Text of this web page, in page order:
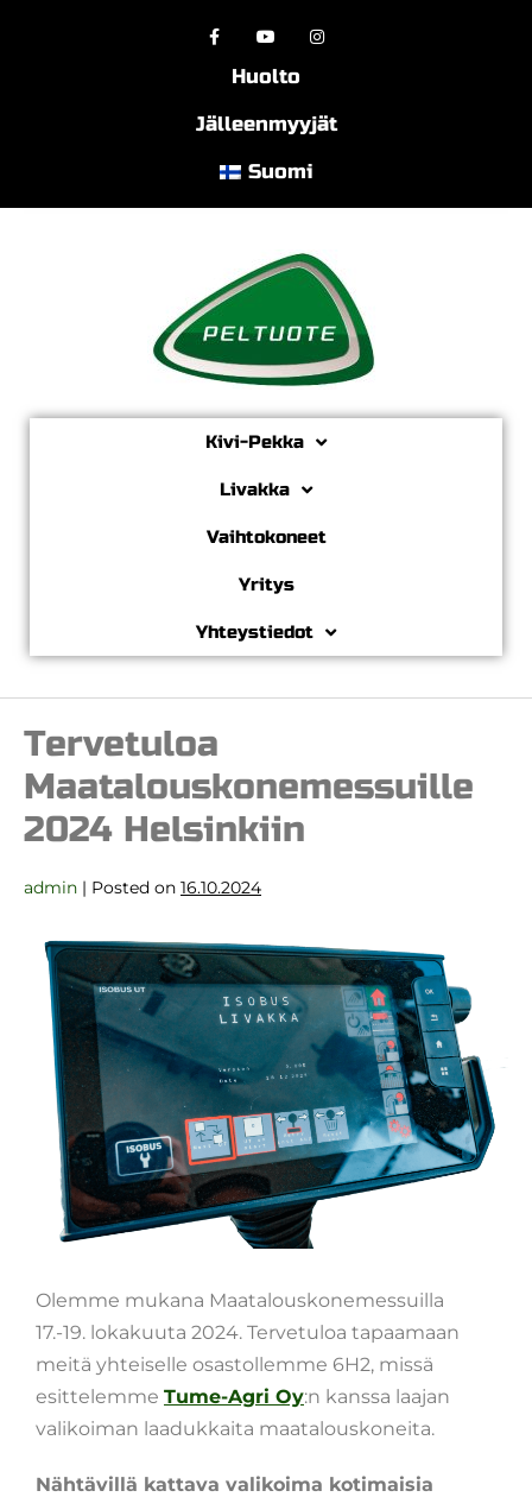
Huolto
Jälleenmyyjät
Suomi
Kivi-Pekka
Livakka
Vaihtokoneet
Yritys
Yhteystiedot
Tervetuloa
Maatalouskonemessuille
2024 Helsinkiin
admin | Posted on 16.10.2024
Olemme mukana Maatalouskonemessuilla
17.-19. lokakuuta 2024. Tervetuloa tapaamaan
meitä yhteiselle osastollemme 6H2, missä
esittelemme Tume-Agri Oy:n kanssa laajan
valikoiman laadukkaita maatalouskoneita.
Nähtävillä kattava valikoima kotimaisia